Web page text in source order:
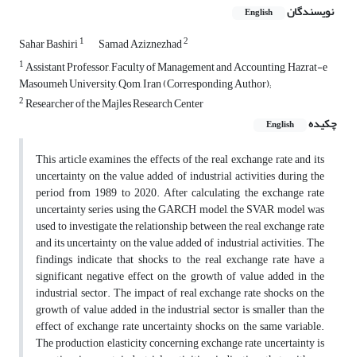
نویسندگان English
Sahar Bashiri1 Samad Aziznezhad2
1Assistant Professor, Faculty of Management and Accounting, Hazrat-e
Masoumeh University, Qom, Iran (Corresponding Author);
2Researcher of the Majles Research Center
چکیده
English
This article examines the effects of the real exchange rate and its
uncertainty on the value added of industrial activities during the
period from 1989 to 2020. After calculating the exchange rate
uncertainty series using the GARCH model, the SVAR model was
used to investigate the relationship between the real exchange rate
and its uncertainty on the value added of industrial activities. The
findings indicate that shocks to the real exchange rate have a
significant negative effect on the growth of value added in the
industrial sector. The impact of real exchange rate shocks on the
growth of value added in the industrial sector is smaller than the
effect of exchange rate uncertainty shocks on the same variable.
The production elasticity concerning exchange rate uncertainty is